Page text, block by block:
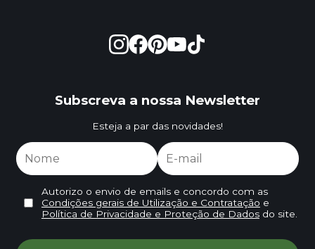
Subscreva a nossa Newsletter
Esteja a par das novidades!
Autorizo o envio de emails e concordo com as
Condições gerais de Utilização e Contratação e
Política de Privacidade e Proteção de Dadosdo site.